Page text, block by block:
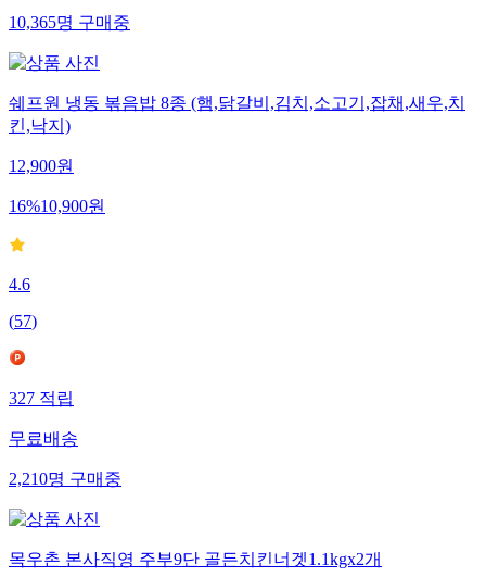
10,365명구매중
쉐프원 냉동 볶음밥 8종 (햄,닭갈비,김치,소고기,잡채,새우,치
킨,낙지)
12,900원
16%10,900원
4.6
(57)
327적립
무료배송
2,210명구매중
목우촌 본사직영 주부9단 골든치킨너겟1.1kgx2개